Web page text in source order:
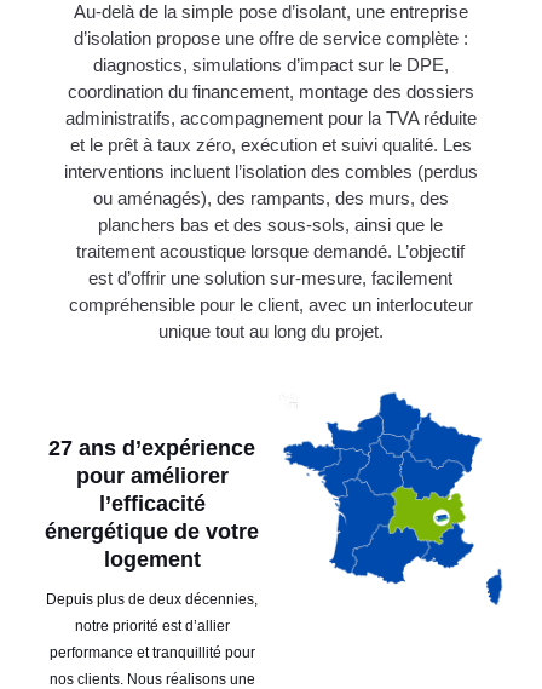
Au-delà de la simple pose d’isolant, une entreprise
d’isolation propose une offre de service complète :
diagnostics, simulations d’impact sur le DPE,
coordination du financement, montage des dossiers
administratifs, accompagnement pour la TVA réduite
et le prêt à taux zéro, exécution et suivi qualité. Les
interventions incluent l’isolation des combles (perdus
ou aménagés), des rampants, des murs, des
planchers bas et des sous-sols, ainsi que le
traitement acoustique lorsque demandé. L’objectif
est d’offrir une solution sur-mesure, facilement
compréhensible pour le client, avec un interlocuteur
unique tout au long du projet.
27 ans d’expérience
pour améliorer
l’efficacité
énergétique de votre
logement
Depuis plus de deux décennies,
notre priorité est d’allier
performance et tranquillité pour
nos clients. Nous réalisons une